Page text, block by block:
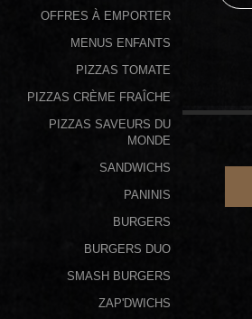
Fidélité
Vos
Avis
Zones
Livraison
OFFRES À EMPORTER
MENUS ENFANTS
PIZZAS TOMATE
PIZZAS CRÈME FRAÎCHE
PIZZAS SAVEURS DU
MONDE
SANDWICHS
PANINIS
BURGERS
BURGERS DUO
SMASH BURGERS
ZAP'DWICHS